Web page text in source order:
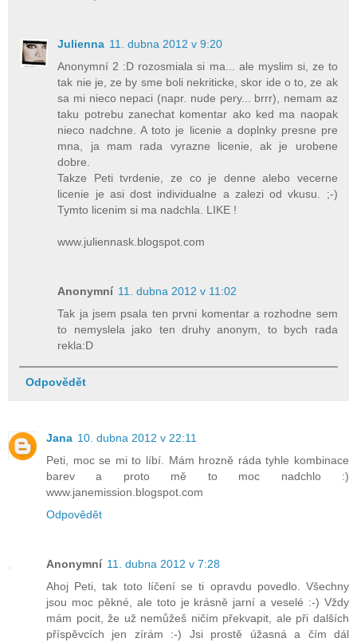
Julienna 11. dubna 2012 v 9:20
Anonymní 2 :D rozosmiala si ma... ale myslim si, ze to
tak nie je, ze by sme boli nekriticke, skor ide o to, ze ak
sa mi nieco nepaci (napr. nude pery... brrr), nemam az
taku potrebu zanechat komentar ako ked ma naopak
nieco nadchne. A toto je licenie a doplnky presne pre
mna, ja mam rada vyrazne licenie, ak je urobene
dobre.
Takze Peti tvrdenie, ze co je denne alebo vecerne
licenie je asi dost individualne a zalezi od vkusu. ;-)
Tymto licenim si ma nadchla. LIKE !
www.juliennask.blogspot.com
Anonymní 11. dubna 2012 v 11:02
Tak ja jsem psala ten prvni komentar a rozhodne sem
to nemyslela jako ten druhy anonym, to bych rada
rekla:D
Odpovědět
Jana 10. dubna 2012 v 22:11
Peti, moc se mi to líbí. Mám hrozně ráda tyhle kombinace
barev a proto mě to moc nadchlo :)
www.janemission.blogspot.com
Odpovědět
Anonymní 11. dubna 2012 v 7:28
Ahoj Peti, tak toto líčení se ti opravdu povedlo. Všechny
jsou moc pěkné, ale toto je krásně jarní a veselé :-) Vždy
mám pocit, že už nemůžeš ničím překvapit, ale při dalších
příspěvcích jen zírám :-) Jsi prostě úžasná a čím dál